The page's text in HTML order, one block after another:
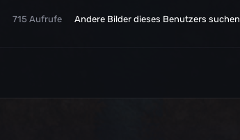
715 Aufrufe Andere Bilder dieses Benutzers suchen